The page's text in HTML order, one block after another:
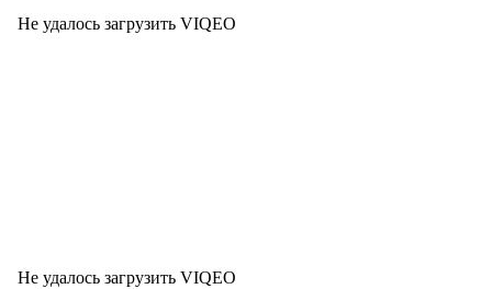
Не удалось загрузить VIQEO
Не удалось загрузить VIQEO